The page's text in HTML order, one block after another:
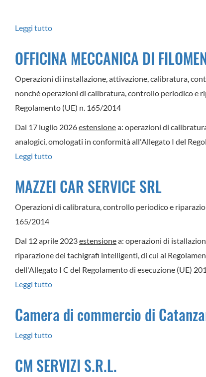
Leggi tutto
GARAGE
OFFICINA MECCANICA DI
Operazioni di installazione, attivazione, calibratura,
nonché operazioni di calibratura, controllo periodico e
Regolamento (UE) n. 165/2014
Dal 17 luglio 2026estensionea: operazioni di
analogici, omologati in conformità all'Allegato I del
Leggi tutto
MECCANICA
MAZZEI CAR SERVICE SRL
Operazioni di calibratura, controllo periodico e
165/2014
Dal 12 aprile 2023estensionea: operazioni di
riparazione dei tachigrafi intelligenti, di cui al
dell'Allegato I C del Regolamento di esecuzione (UE)
Leggi tutto
CAR
Camera di commercio di
Leggi tutto
di
CM SERVIZI S.R.L.